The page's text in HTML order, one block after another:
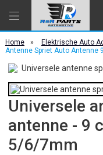
Home » Elektrische Auto
Antenne Spriet Auto Antenne
Universele
antenne - 9
5/6/7mm